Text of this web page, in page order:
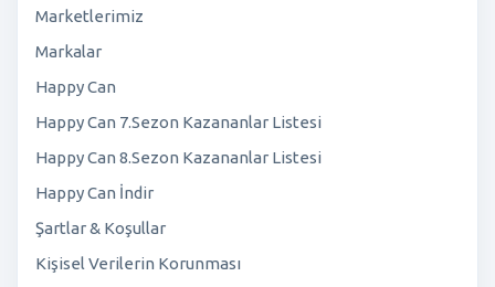
Marketlerimiz
Markalar
Happy Can
Happy Can 7.Sezon Kazananlar Listesi
Happy Can 8.Sezon Kazananlar Listesi
Happy Can İndir
Şartlar & Koşullar
Kişisel Verilerin Korunması